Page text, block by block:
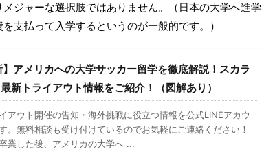
ジャーな選択肢ではありません。（日本の大学へ進学
支払って入学するというのが一般的です。）
】アメリカへの大学サッカー留学を徹底解説！スカラ
新トライアウト情報をご紹介！（図解あり）
アウト開催の告知・海外挑戦に役立つ情報を公式LINEアカウ
。無料相談も受け付けているのでお気軽にご連絡ください！
業した後、アメリカの大学へ ...